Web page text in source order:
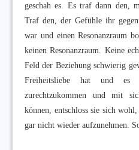
geschah es. Es traf dann den,
Traf den, der Gefühle ihr
war und einen Resonanzraum
keinen Resonanzraum. Keine
Feld der Beziehung schwierig
Freiheitsliebe hat und
zurechtzukommen und mit
können, entschloss sie sich
gar nicht wieder aufzunehmen.